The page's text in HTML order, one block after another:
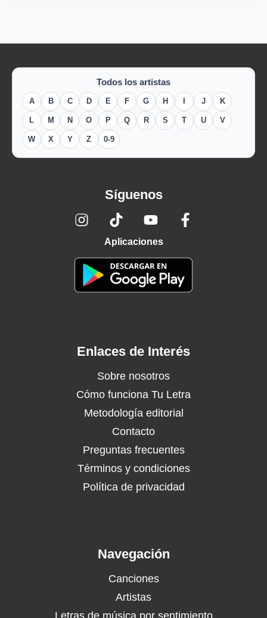
Todos los artistas
A B C D E F G H J K
L M N O P Q R S T U V
W X Y Z 0-9
Síguenos
Aplicaciones
Enlaces de Interés
Sobre nosotros
Cómo funciona Tu Letra
Metodología editorial
Contacto
Preguntas frecuentes
Términos y condiciones
Política de privacidad
Navegación
Canciones
Artistas